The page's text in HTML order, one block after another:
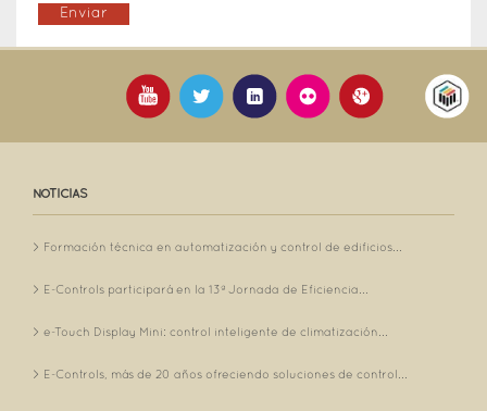
NOTICIAS
Formación técnica en automatización y control de edificios...
E-Controls participará en la 13ª Jornada de Eficiencia...
e-Touch Display Mini: control inteligente de climatización...
E-Controls, más de 20 años ofreciendo soluciones de control...